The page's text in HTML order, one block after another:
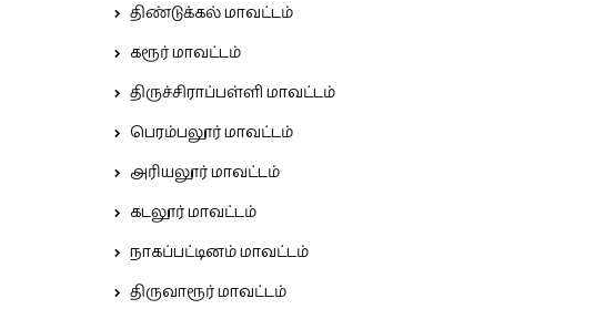
திண்டுக்கல் மாவட்டம்
கரூர் மாவட்டம்
திருச்சிராப்பள்ளி மாவட்டம்
பெரம்பலூர் மாவட்டம்
அரியலூர் மாவட்டம்
கடலூர் மாவட்டம்
நாகப்பட்டினம் மாவட்டம்
திருவாரூர் மாவட்டம்